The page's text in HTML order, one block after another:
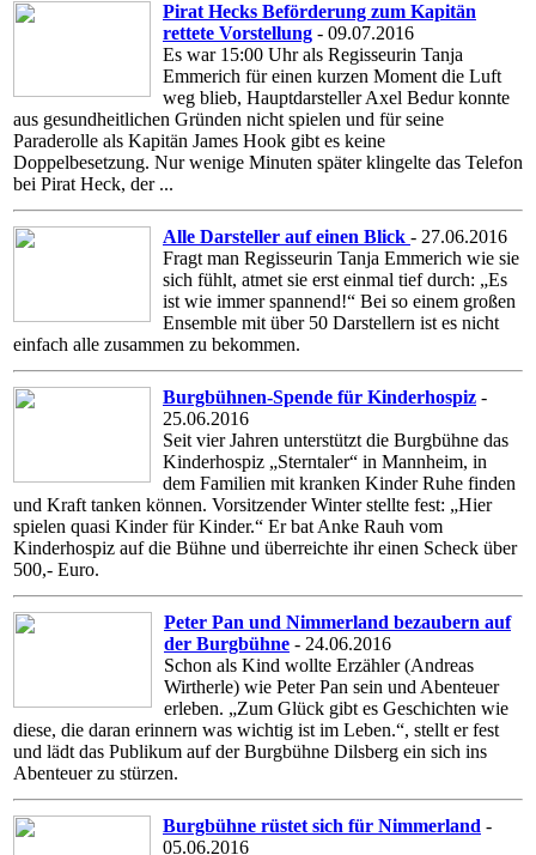
Pirat Hecks Beförderung zum Kapitän
rettete Vorstellung - 09.07.2016
Es war 15:00 Uhr als Regisseurin Tanja
Emmerich für einen kurzen Moment die Luft
weg blieb, Hauptdarsteller Axel Bedur konnte
aus gesundheitlichen Gründen nicht spielen und für seine
Paraderolle als Kapitän James Hook gibt es keine
Doppelbesetzung. Nur wenige Minuten später klingelte das Telefon
bei Pirat Heck, der ...
Alle Darsteller auf einen Blick - 27.06.2016
Fragt man Regisseurin Tanja Emmerich wie sie
sich fühlt, atmet sie erst einmal tief durch: „Es
ist wie immer spannend!“ Bei so einem großen
Ensemble mit über 50 Darstellern ist es nicht
einfach alle zusammen zu bekommen.
Burgbühnen-Spende für Kinderhospiz -
25.06.2016
Seit vier Jahren unterstützt die Burgbühne das
Kinderhospiz „Sterntaler“ in Mannheim, in
dem Familien mit kranken Kinder Ruhe finden
und Kraft tanken können. Vorsitzender Winter stellte fest: „Hier
spielen quasi Kinder für Kinder.“ Er bat Anke Rauh vom
Kinderhospiz auf die Bühne und überreichte ihr einen Scheck über
500,- Euro.
Peter Pan und Nimmerland bezaubern auf
der Burgbühne - 24.06.2016
Schon als Kind wollte Erzähler (Andreas
Wirtherle) wie Peter Pan sein und Abenteuer
erleben. „Zum Glück gibt es Geschichten wie
diese, die daran erinnern was wichtig ist im Leben.“, stellt er fest
und lädt das Publikum auf der Burgbühne Dilsberg ein sich ins
Abenteuer zu stürzen.
Burgbühne rüstet sich für Nimmerland -
05.06.2016